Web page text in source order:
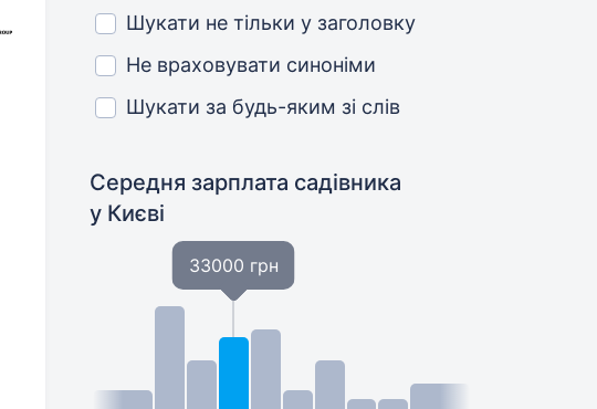
Шукати не тільки у заголовку
Не враховувати синоніми
Шукати за будь-яким зі слів
Середня зарплата садівника
у Києві
33000 грн